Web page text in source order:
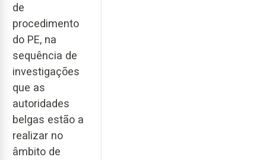
de
procedimento
do PE, na
sequência de
investigações
que as
autoridades
belgas estão a
realizar no
âmbito de